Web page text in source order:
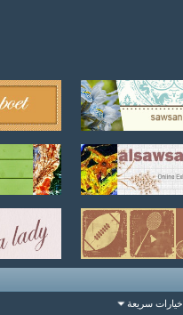
خيارات سريعة